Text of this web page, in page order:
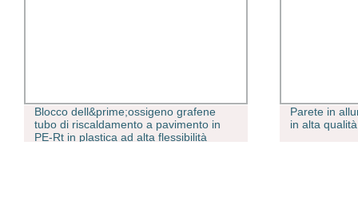
Blocco dell&prime;ossigeno grafene
tubo di riscaldamento a pavimento in
PE-Rt in plastica ad alta flessibilità
Parete in
in alta qualità